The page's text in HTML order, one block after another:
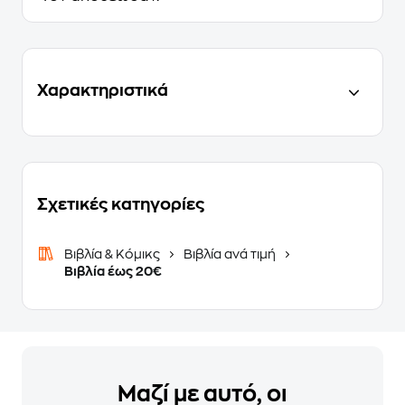
Χαρακτηριστικά
Σχετικές κατηγορίες
Βιβλία & Κόμικς
Βιβλία ανά τιμή
Βιβλία έως 20€
Μαζί με αυτό, οι